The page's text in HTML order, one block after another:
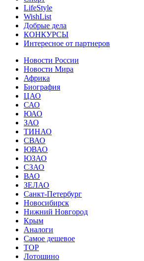
LifeStyle
WishList
Добрые дела
КОНКУРСЫ
Интересное от партнеров
Новости России
Новости Мира
Африка
Биография
ЦАО
САО
ЮАО
ЗАО
ТИНАО
СВАО
ЮВАО
ЮЗАО
СЗАО
ВАО
ЗЕЛАО
Санкт-Петербург
Новосибирск
Нижний Новгород
Крым
Аналоги
Самое дешевое
TOP
Лотошино